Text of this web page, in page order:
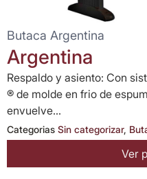
Butaca Argentina
Argentina
Respaldo y asiento: Con
® de molde en frio de
envuelve...
Categorias Sin categorizar,
Ver